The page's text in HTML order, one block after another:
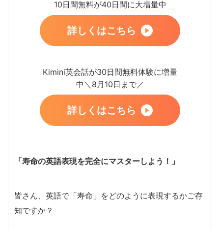
10日間無料が40日間に大増量中
詳しくはこちら
Kimini英会話が30日間無料体験に増量
中＼8月10日まで／
詳しくはこちら
「寿命の英語表現を完全にマスターしよう！」
皆さん、英語で「寿命」をどのように表現するかご存
知ですか？